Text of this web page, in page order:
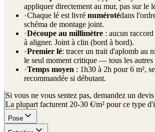
appliquer directement au mur, pas sur le
•Chaque lé est livré numérotédans
schéma de montage joint.
•Découpe au millimètre : aucun
à aligner. Joint à clin (bord à bord).
•Premier lé: tracer un trait d'aplomb au
le seul moment critique — tous les autres
•Temps moyen : 1h30 à 2h pour 6 m²,
recommandée si débutant.
Si vous ne vous sentez pas, demandez un
La plupart facturent 20-30 €/m² pour ce type
Pose